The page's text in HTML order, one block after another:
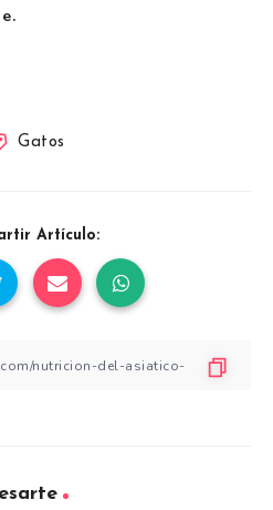
Gatos
Artículo: